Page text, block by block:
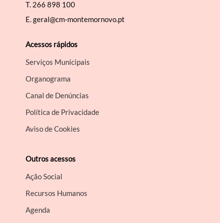
T. 266 898 100
E.geral@cm-montemornovo.pt
Acessos rápidos
Serviços Municipais
Organograma
Canal de Denúncias
Política de Privacidade
Aviso de Cookies
Outros acessos
Ação Social
Recursos Humanos
Agenda